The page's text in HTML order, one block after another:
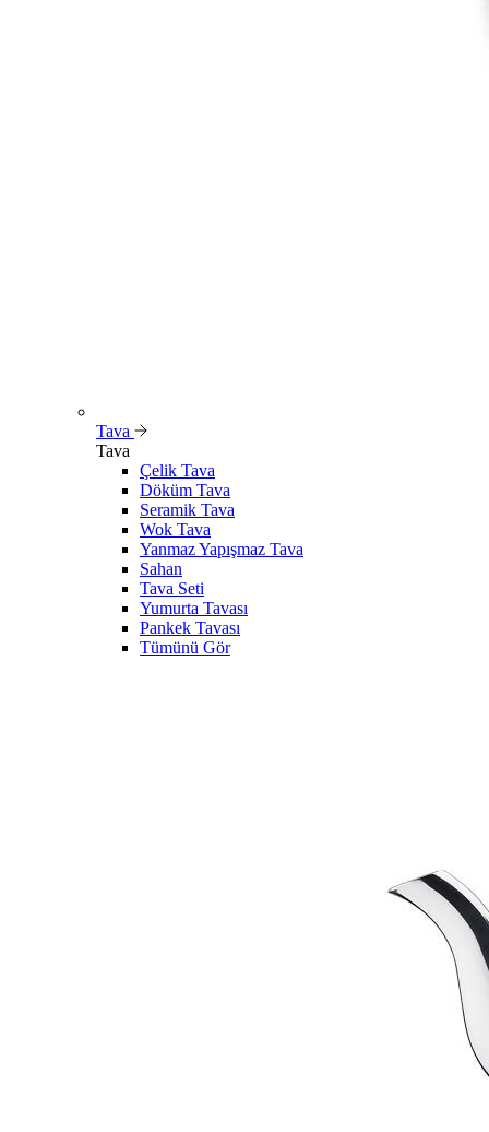
Tava
Tava
Çelik Tava
Döküm Tava
Seramik Tava
Wok Tava
Yanmaz Yapışmaz Tava
Sahan
Tava Seti
Yumurta Tavası
Pankek Tavası
Tümünü Gör